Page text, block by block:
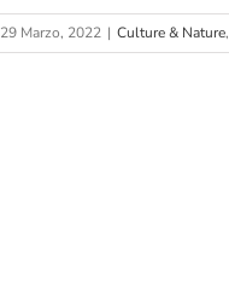
29 Marzo, 2022 | Culture & Nature,